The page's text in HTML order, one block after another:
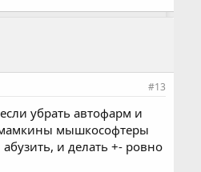
#13
убрать автофарм и
мамкины мышкософтеры
и делать +- ровно